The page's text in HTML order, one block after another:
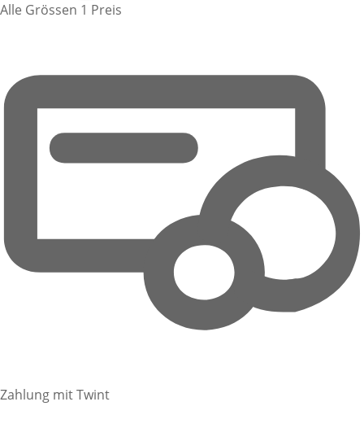
Alle Grössen 1 Preis
Zahlung mit Twint